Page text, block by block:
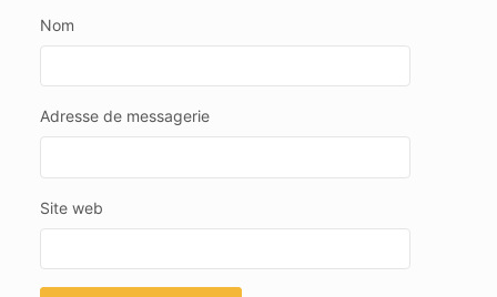
Nom
Adresse de messagerie
Site web